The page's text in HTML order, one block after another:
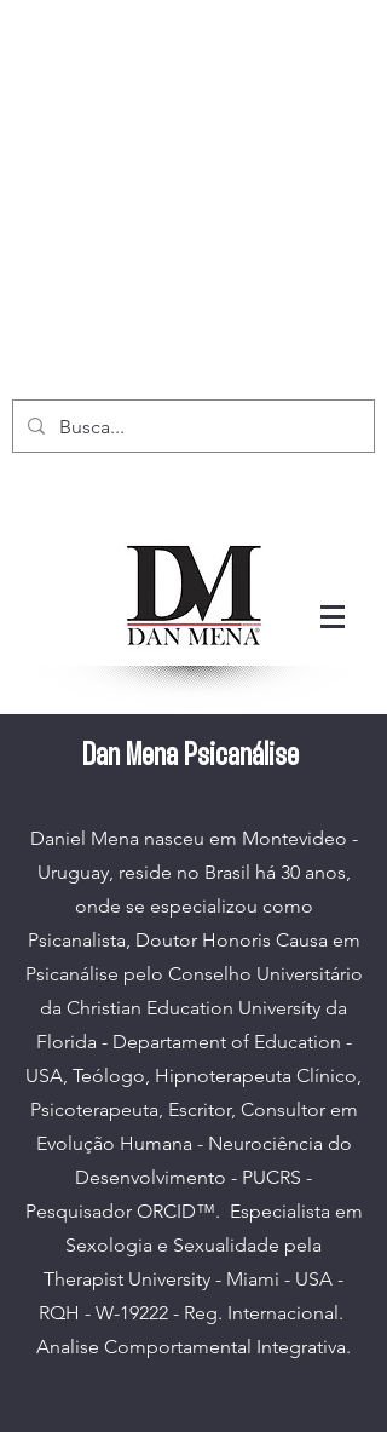
Dan Mena Psicanálise
Daniel Mena nasceu em Montevideo -
Uruguay, reside no Brasil há 30 anos,
onde se especializou como
Psicanalista, Doutor Honoris Causa em
Psicanálise pelo Conselho Universitário
da Christian Education Universíty da
Florida - Departament of Education -
USA, Teólogo, Hipnoterapeuta Clínico,
Psicoterapeuta, Escritor, Consultor em
Evolução Humana - Neurociência do
Desenvolvimento - PUCRS -
Pesquisador ORCID™. Especialista em
Sexologia e Sexualidade pela
Therapist University - Miami - USA -
RQH - W-19222 - Reg. Internacional.
Analise Comportamental Integrativa.